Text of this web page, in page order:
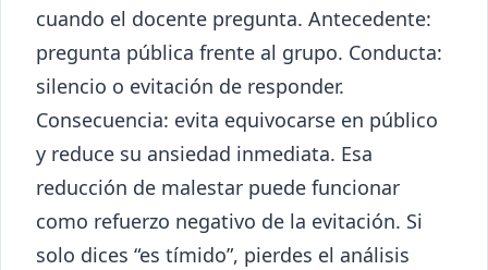
cuando el docente pregunta. Antecedente:
pregunta pública frente al grupo. Conducta:
silencio o evitación de responder.
Consecuencia: evita equivocarse en público
y reduce su ansiedad inmediata. Esa
reducción de malestar puede funcionar
como refuerzo negativo de la evitación. Si
solo dices “es tímido”, pierdes el análisis